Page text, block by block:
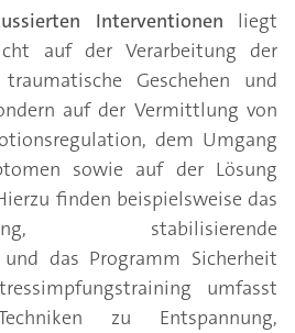
Interventionen liegt
auf der Verarbeitung der
Geschehen und
auf der Vermittlung von
dem Umgang
sowie auf der Lösung
finden beispielsweise das
stabilisierende
das Programm Sicherheit
umfasst
zu Entspannung,